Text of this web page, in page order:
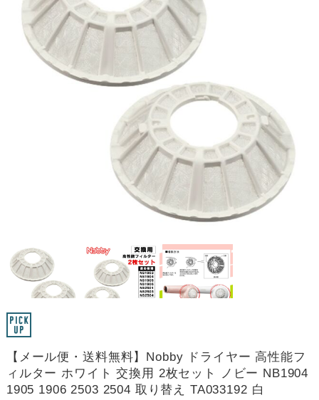
【メール便・送料無料】Nobby ドライヤー 高性能フ
ィルター ホワイト 交換用 2枚セット ノビー NB1904
1905 1906 2503 2504 取り替え TA033192 白